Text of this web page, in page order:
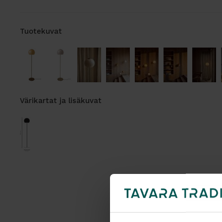
Tuotekuvat
Värikartat ja lisäkuvat